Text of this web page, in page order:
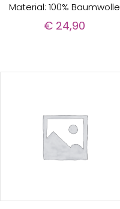
Material: 100% Baumwolle
€ 24,90